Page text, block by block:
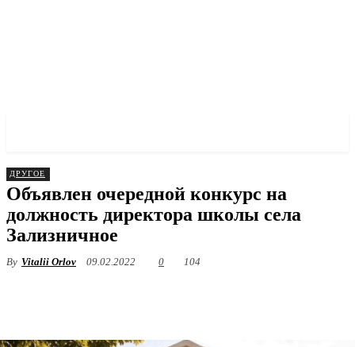
ДРУГОЕ
Объявлен очередной конкурс на
должность директора школы села
Зализничное
By Vitalii Orlov 09.02.2022 0 104